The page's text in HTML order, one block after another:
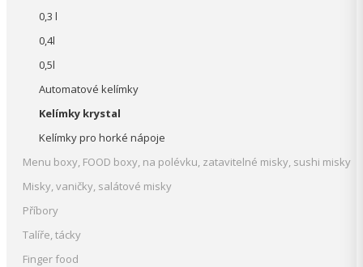
0,3 l
0,4l
0,5l
Automatové kelímky
Kelímky krystal
Kelímky pro horké nápoje
Menu boxy, FOOD boxy, na polévku, zatavitelné misky, sushi misky
Misky, vaničky, salátové misky
Příbory
Talíře, tácky
Finger food